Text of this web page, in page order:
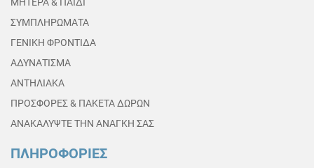
ΣΥΜΠΛΗΡΩΜΑΤΑ
ΓΕΝΙΚΗ ΦΡΟΝΤΙΔΑ
ΑΔΥΝΑΤΙΣΜΑ
ΑΝΤΗΛΙΑΚΑ
ΠΡΟΣΦΟΡΕΣ & ΠΑΚΕΤΑ ΔΩΡΩΝ
ΑΝΑΚΑΛΥΨΤΕ ΤΗΝ ΑΝΑΓΚΗ ΣΑΣ
ΠΛΗΡΟΦΟΡΙΕΣ